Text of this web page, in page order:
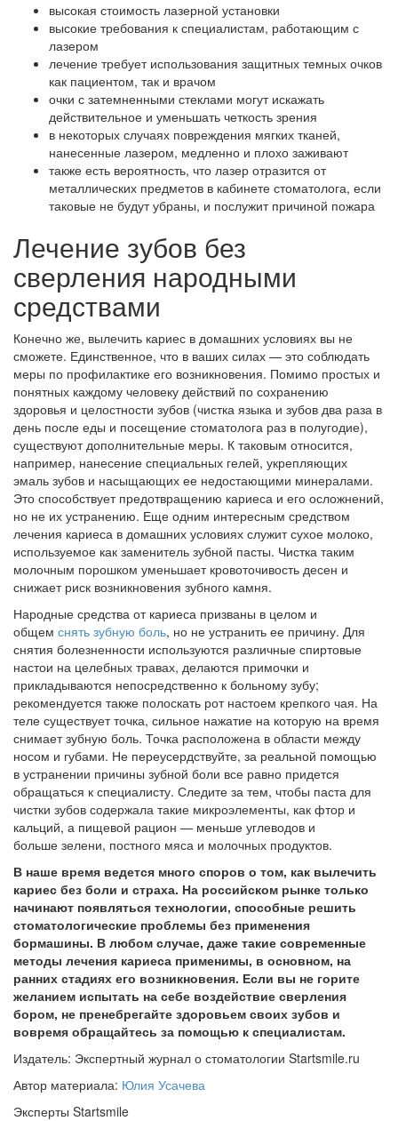
высокая стоимость лазерной установки
высокие требования к специалистам, работающим с
лазером
лечение требует использования защитных темных очков
как пациентом, так и врачом
очки с затемненными стеклами могут искажать
действительное и уменьшать четкость зрения
в некоторых случаях повреждения мягких тканей,
нанесенные лазером, медленно и плохо заживают
также есть вероятность, что лазер отразится от
металлических предметов в кабинете стоматолога, если
таковые не будут убраны, и послужит причиной пожара
Лечение зубов без
сверления народными
средствами
Конечно же, вылечить кариес в домашних условиях вы не
сможете. Единственное, что в ваших силах — это соблюдать
меры по профилактике его возникновения. Помимо простых и
понятных каждому человеку действий по сохранению
здоровья и целостности зубов (чистка языка и зубов два раза в
день после еды и посещение стоматолога раз в полугодие),
существуют дополнительные меры. К таковым относится,
например, нанесение специальных гелей, укрепляющих
эмаль зубов и насыщающих ее недостающими минералами.
Это способствует предотвращению кариеса и его осложнений,
но не их устранению. Еще одним интересным средством
лечения кариеса в домашних условиях служит сухое молоко,
используемое как заменитель зубной пасты. Чистка таким
молочным порошком уменьшает кровоточивость десен и
снижает риск возникновения зубного камня.
Народные средства от кариеса призваны в целом и
общем снять зубную боль, но не устранить ее причину. Для
снятия болезненности используются различные спиртовые
настои на целебных травах, делаются примочки и
прикладываются непосредственно к больному зубу;
рекомендуется также полоскать рот настоем крепкого чая. На
теле существует точка, сильное нажатие на которую на время
снимает зубную боль. Точка расположена в области между
носом и губами. Не переусердствуйте, за реальной помощью
в устранении причины зубной боли все равно придется
обращаться к специалисту. Следите за тем, чтобы паста для
чистки зубов содержала такие микроэлементы, как фтор и
кальций, а пищевой рацион — меньше углеводов и
больше зелени, постного мяса и молочных продуктов.
В наше время ведется много споров о том, как вылечить
кариес без боли и страха. На российском рынке только
начинают появляться технологии, способные решить
стоматологические проблемы без применения
бормашины. В любом случае, даже такие современные
методы лечения кариеса применимы, в основном, на
ранних стадиях его возникновения. Если вы не горите
желанием испытать на себе воздействие сверления
бором, не пренебрегайте здоровьем своих зубов и
вовремя обращайтесь за помощью к специалистам.
Издатель: Экспертный журнал о стоматологии Startsmile.ru
Автор материала: Юлия Усачева
Эксперты Startsmile